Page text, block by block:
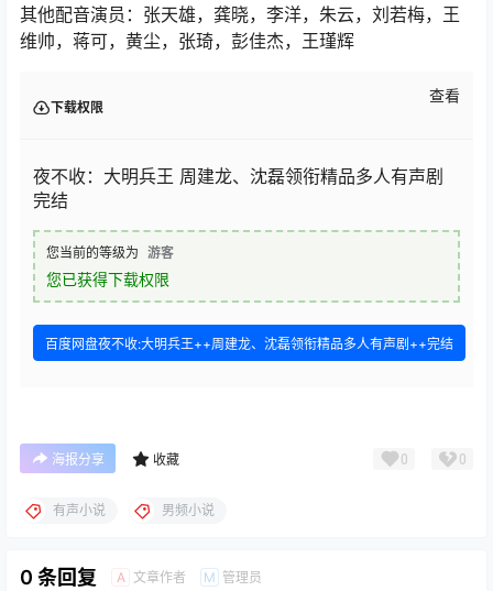
其他配音演员：张天雄，龚晓，李洋，朱云，刘若梅，王
维帅，蒋可，黄尘，张琦，彭佳杰，王瑾辉
下载权限
查看
夜不收：大明兵王 周建龙、沈磊领衔精品多人有声剧
完结
您当前的等级为 游客
您已获得下载权限
百度网盘夜不收:大明兵王++周建龙、沈磊领衔精品多人有声剧++完结
海报分享 收藏 0 0
有声小说 男频小说
0 条回复 A 文章作者 M 管理员